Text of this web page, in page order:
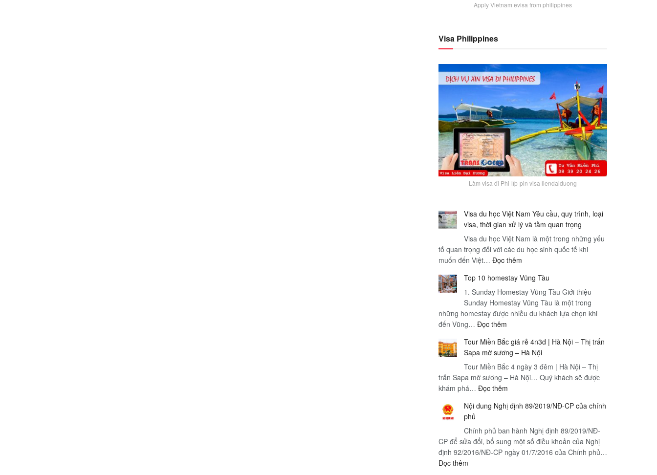
Apply Vietnam evisa from philippines
Visa Philippines
Làm visa đi Phi-líp-pin visa liendaiduong
Visa du học Việt Nam Yêu cầu, quy trình, loại
visa, thời gian xử lý và tầm quan trọng
Visa du học Việt Nam là một trong những yếu
tố quan trọng đối với các du học sinh quốc tế khi
muốn đến Việt… Đọc thêm
du
học
Việt
Nam
quy
trình,
loại
visa,
xử
và
tầm
quan
Top 10 homestay Vũng Tàu
1. Sunday Homestay Vũng Tàu Giới thiệu
Sunday Homestay Vũng Tàu là một trong
những homestay được nhiều du khách lựa chọn khi
đến Vũng… Đọc thêm
10
homestay
Vũng
Tàu
Tour Miền Bắc giá rẻ 4n3d | Hà Nội – Thị trấn
Sapa mờ sương – Hà Nội
Tour Miền Bắc 4 ngày 3 đêm | Hà Nội – Thị
trấn Sapa mờ sương – Hà Nội… Quý khách sẽ được
khám phá… Đọc thêm
Miền
giá
rẻ
4n3d
Nội dung Nghị định 89/2019/NĐ-CP của chính
phủ
Chính phủ ban hành Nghị định 89/2019/NĐ-
CP để sửa đổi, bổ sung một số điều khoản của Nghị
định 92/2016/NĐ-CP ngày 01/7/2016 của Chính phủ…
Đọc thêm